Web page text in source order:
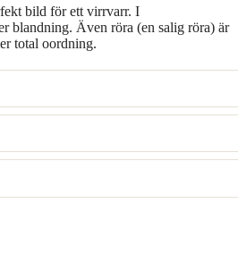
bild för ett virrvarr. I
blandning. Även röra (en salig röra) är
total oordning.